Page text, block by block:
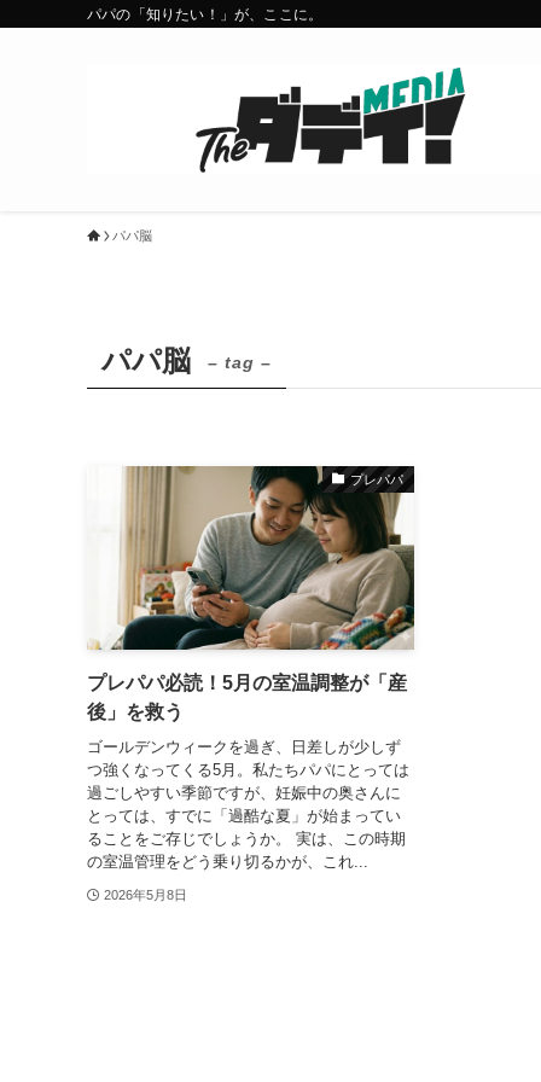
パパの「知りたい！」が、ここに。
パパ脳
パパ脳 – tag –
プレパパ
プレパパ必読！5月の室温調整が「産
後」を救う
ゴールデンウィークを過ぎ、日差しが少しず
つ強くなってくる5月。私たちパパにとっては
過ごしやすい季節ですが、妊娠中の奥さんに
とっては、すでに「過酷な夏」が始まってい
ることをご存じでしょうか。 実は、この時期
の室温管理をどう乗り切るかが、これ...
2026年5月8日